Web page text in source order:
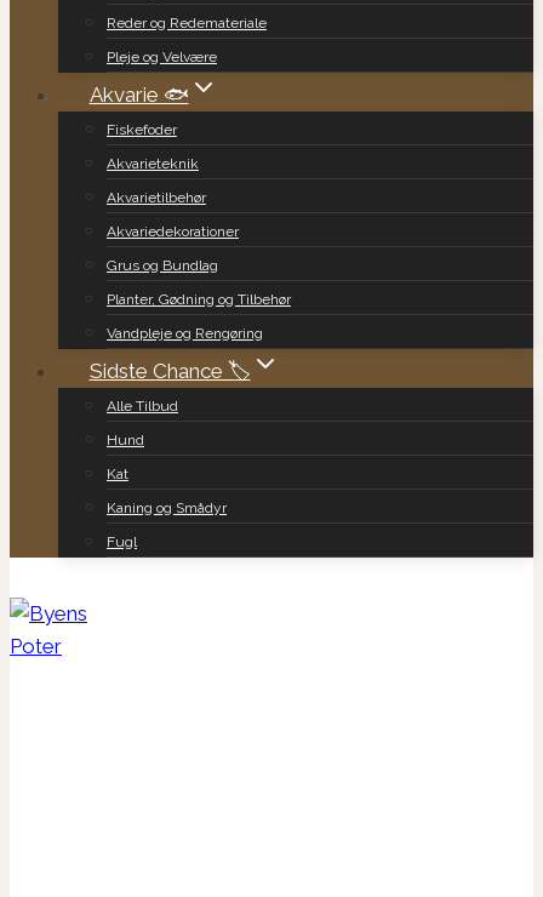
Reder og Redemateriale
Pleje og Velvære
Akvarie 🐟
Fiskefoder
Akvarieteknik
Akvarietilbehør
Akvariedekorationer
Grus og Bundlag
Planter, Gødning og Tilbehør
Vandpleje og Rengøring
Sidste Chance 🏷️
Alle Tilbud
Hund
Kat
Kaning og Smådyr
Fugl